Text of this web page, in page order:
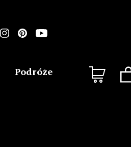
Podróże